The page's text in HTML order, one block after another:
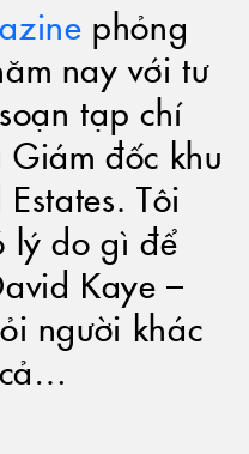
phỏng
nay với tư
tạp chí
đốc khu
Tôi
lý do gì để
Kaye –
người khác